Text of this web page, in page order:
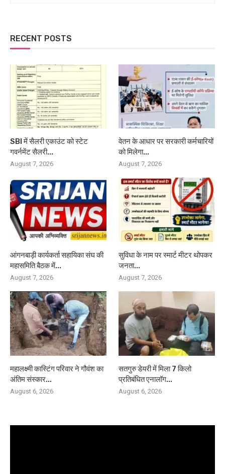
RECENT POSTS
SBI में सैलरी एकाउंट को स्टेट
गवर्नमेंट सैलरी...
August 7, 2026
वेतन के आधार पर सरकारी कर्मचारियों
को मिलेगा...
August 7, 2026
आंगनबाड़ी कार्यकर्ता सहायिका संघ की
महासमिति बैठक में...
August 7, 2026
सुविधा के नाम पर स्मार्ट मीटर थोपकर
जनता...
August 7, 2026
महालक्ष्मी कास्टिंग परिवार ने गौवंश का
अंतिम संस्कार...
August 6, 2026
सतगुरु डेयरी में मिला 7 किलो
प्रतिबंधित एनालॉग...
August 6, 2026